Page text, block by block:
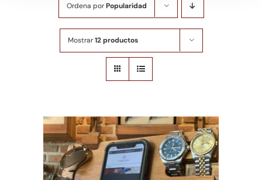
Ordena porPopularidad
Mostrar12 productos